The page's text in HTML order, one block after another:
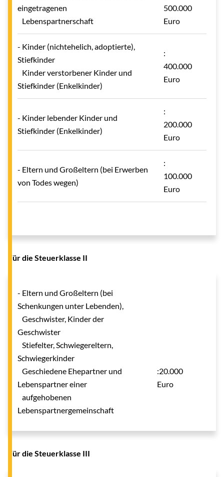
eingetragenen
Lebenspartnerschaft
500.000
Euro
- Kinder (nichtehelich, adoptierte),
Stiefkinder
Kinder verstorbener Kinder und
Stiefkinder (Enkelkinder)
:
400.000
Euro
- Kinder lebender Kinder und
Stiefkinder (Enkelkinder)
:
200.000
Euro
- Eltern und Großeltern (bei Erwerben
von Todes wegen)
:
100.000
Euro
Für die Steuerklasse II
- Eltern und Großeltern (bei
Schenkungen unter Lebenden),
Geschwister, Kinder der
Geschwister
Stiefelter, Schwiegereltern,
Schwiegerkinder
Geschiedene Ehepartner und
Lebenspartner einer
aufgehobenen
Lebenspartnergemeinschaft
:20.000
Euro
Für die Steuerklasse III